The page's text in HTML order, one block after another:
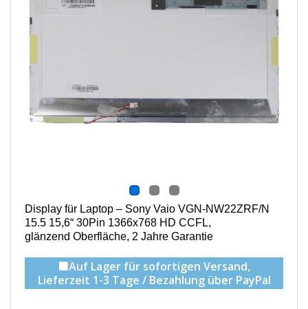
Display für Laptop – Sony Vaio VGN-NW22ZRF/N
15.5 15,6“ 30Pin 1366x768 HD CCFL,
g länzend Oberfläche, 2 Jahre Garantie
🟩Auf Lager für sofortigen Versand,
Lieferzeit 1-3 Tage / Bezahlung über PayPal